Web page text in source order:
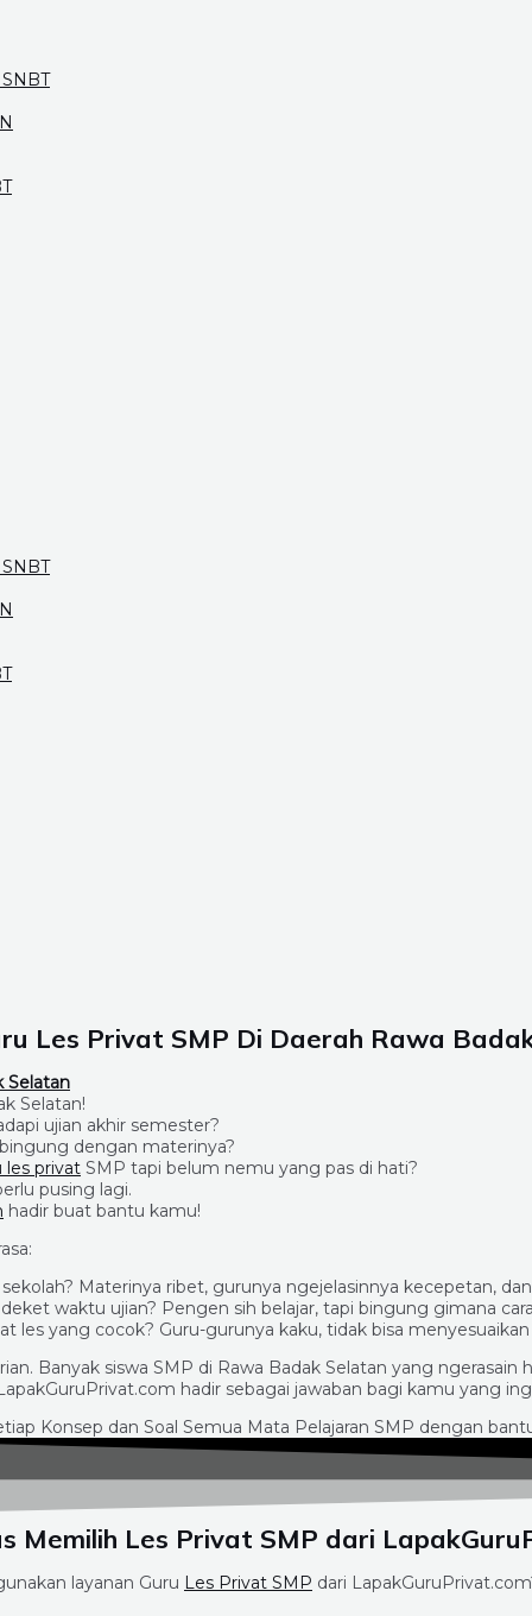
Les Privat SMP Di Daerah Rawa
Selatan
Selatan!
ujian akhir semester?
dengan materinya?
les privat SMP tapi belum nemu yang pas di hati?
pusing lagi.
hadir buat bantu kamu!
Materinya ribet, gurunya ngejelasinnya kecepetan,
waktu ujian? Pengen sih belajar, tapi bingung gimana
les yang cocok? Guru-gurunya kaku, tidak bisa
Banyak siswa SMP di Rawa Badak Selatan yang ngerasain
hadir sebagai jawaban bagi kamu yang
Memilih Les Privat SMP dari
layanan Guru Les Privat SMP dari